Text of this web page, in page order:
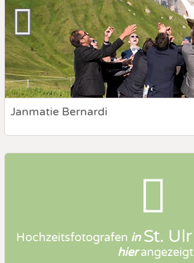
Janmatie Bernardi
39046 St. Ulrich, Trentino-
Prewedding
Hochzeitsfotografen in St.
hierangezeigt